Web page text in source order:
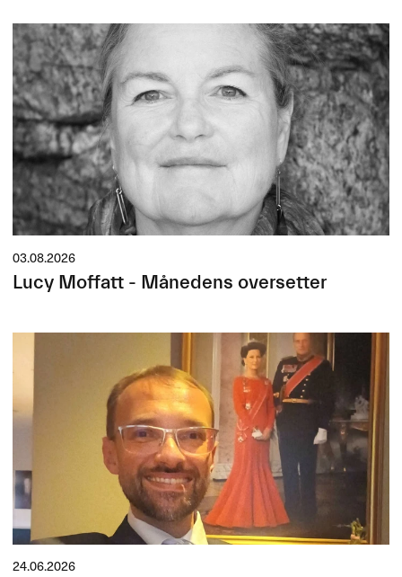
03.08.2026
Lucy Moffatt - Månedens oversetter
24.06.2026